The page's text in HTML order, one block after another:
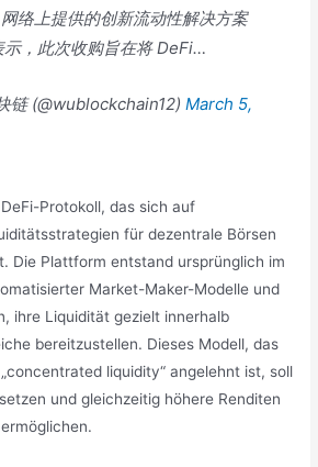
络上提供的创新流动性解决方案
示，此次收购旨在将 DeFi…
链 (@wublockchain12)March 5,
Protokoll, das sich auf
für dezentrale Börsen
Die Plattform entstand ursprünglich im
Market-Maker-Modelle und
ihre Liquidität gezielt innerhalb
bereitzustellen. Dieses Modell, das
liquidity“ angelehnt ist, soll
und gleichzeitig höhere Renditen